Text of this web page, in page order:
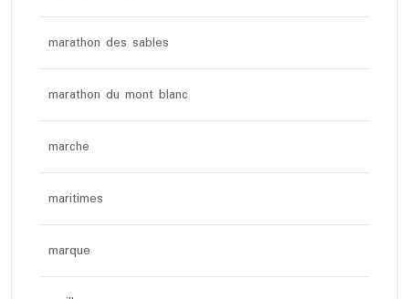
marathon des sables
marathon du mont blanc
marche
maritimes
marque